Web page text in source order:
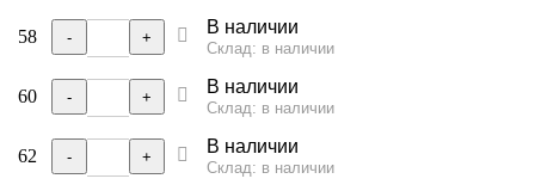
58 - + В наличии
Склад: в наличии
60 - + В наличии
Склад: в наличии
62 - + В наличии
Склад: в наличии